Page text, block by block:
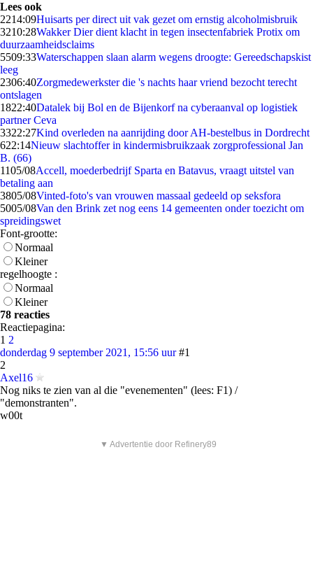
Lees ook
2214:09Huisarts per direct uit vak gezet om ernstig alcoholmisbruik
3210:28Wakker Dier dient klacht in tegen insectenfabriek Protix om
duurzaamheidsclaims
5509:33Waterschappen slaan alarm wegens droogte: Gereedschapskist
leeg
2306:40Zorgmedewerkster die 's nachts haar vriend bezocht terecht
ontslagen
1822:40Datalek bij Bol en de Bijenkorf na cyberaanval op logistiek
partner Ceva
3322:27Kind overleden na aanrijding door AH-bestelbus in Dordrecht
622:14Nieuw slachtoffer in kindermisbruikzaak zorgprofessional Jan
B. (66)
1105/08Accell, moederbedrijf Sparta en Batavus, vraagt uitstel van
betaling aan
3805/08Vinted-foto's van vrouwen massaal gedeeld op seksfora
5005/08Van den Brink zet nog eens 14 gemeenten onder toezicht om
spreidingswet
Font-grootte:
Normaal
Kleiner
regelhoogte :
Normaal
Kleiner
78 reacties
Reactiepagina:
1 2
donderdag 9 september 2021, 15:56 uur #1
2
Axel16
Nog niks te zien van al die "evenementen" (lees: F1) /
"demonstranten".
w00t
▼ Advertentie door Refinery89